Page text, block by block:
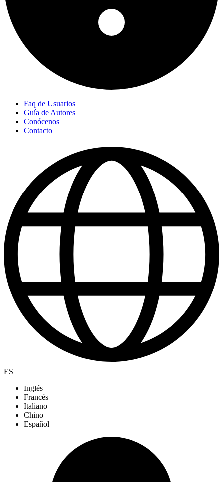
Faq de Usuarios
Guía de Autores
Conócenos
Contacto
ES
Inglés
Francés
Italiano
Chino
Español